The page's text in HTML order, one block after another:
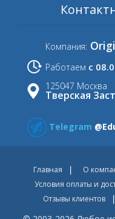
Компания:
Работаем с
125047 Москва
Тверская
Telegram
Главная О
Условия оплаты и
Отзывы клиентов